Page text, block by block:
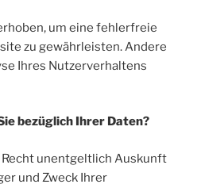
um eine fehlerfreie
zu gewährleisten. Andere
Ihres Nutzerverhaltens
bezüglich Ihrer Daten?
Recht unentgeltlich Auskunft
und Zweck Ihrer